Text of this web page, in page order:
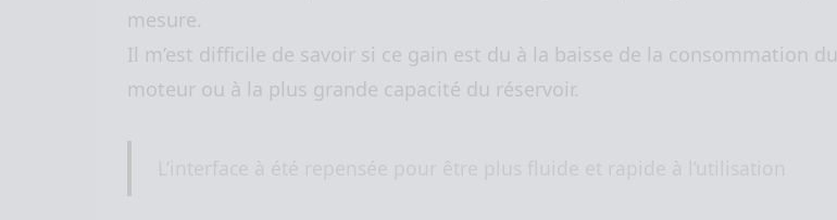
mesure.
Il m’est difficile de savoir si ce gain est du à la baisse de la consommation du
moteur ou à la plus grande capacité du réservoir.